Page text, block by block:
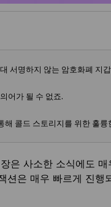
서명하지 않는 암호화폐 지
어가 될 수 없죠.
콜드 스토리지를 위한 훌륭
은 사소한 소식에도
은 매우 빠르게 진행